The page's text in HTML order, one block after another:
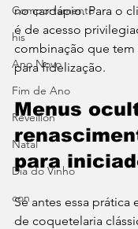
Comportamento
his
Ano Novo
Fim de Ano
Réveillon
Natal
Dia do Vinho
con
no cardápio. Para o
é de acesso
combinação que
para fidelização.
Menus
para
Se antes essa prática
de coquetelaria